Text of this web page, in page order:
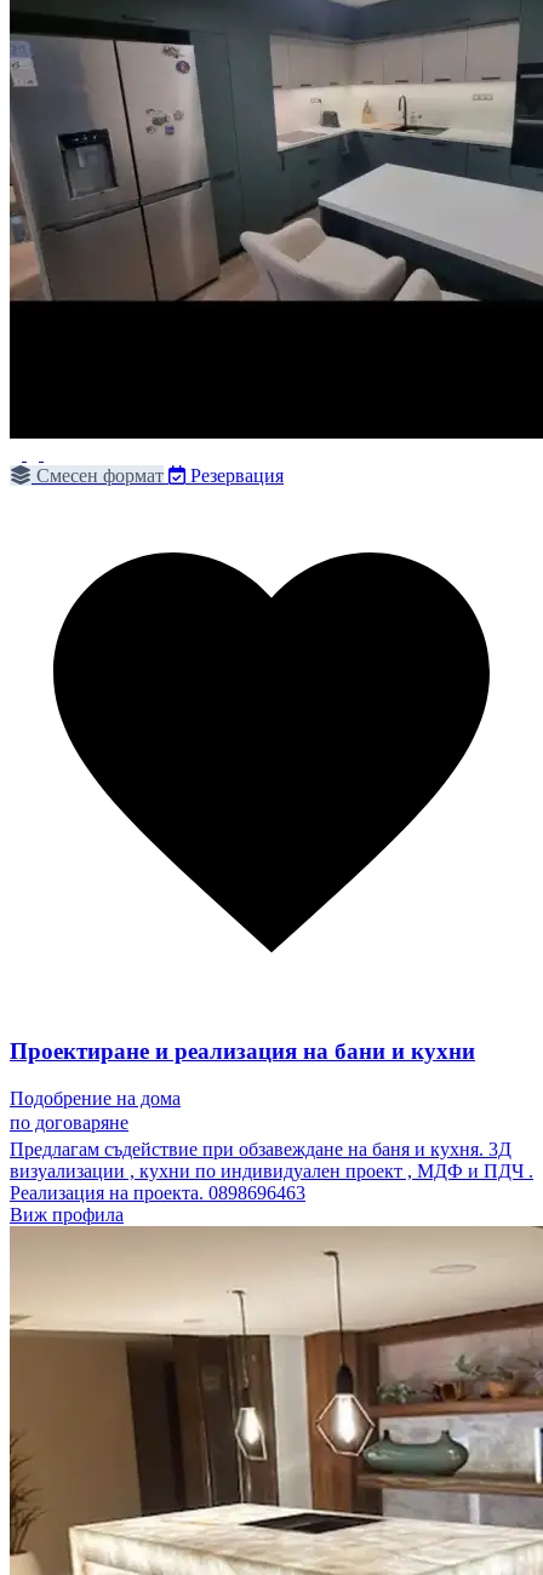
Смесен формат Резервация
Проектиране и реализация на бани и кухни
Подобрение на дома
по договаряне
Предлагам съдействие при обзавеждане на баня и кухня. 3Д
визуализации , кухни по индивидуален проект , МДФ и ПДЧ .
Реализация на проекта. 0898696463
Виж профила